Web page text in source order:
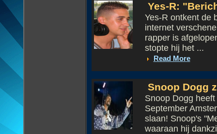
Yes-R:
Yes-R ontkent de
internet
rapper is
stopte hij het ...
Read More
Snoop Dogg
Snoop Dogg
September
slaan! Snoop's
waaraan hij